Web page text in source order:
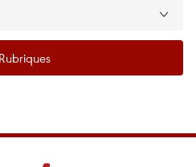
Rubriques